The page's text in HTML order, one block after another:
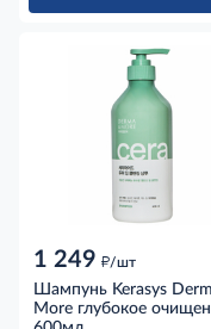
1 249 д/шт
Шампунь Kerasys
More глубокое